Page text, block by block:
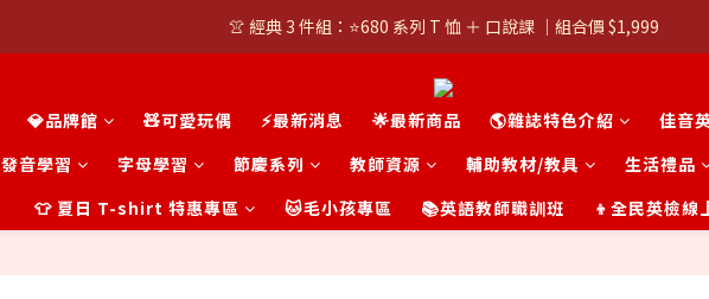
👚 經典 3 件組：⭐680 系列 T 恤 ＋ 口說課 ｜組合價 $1,999
👚 經典 3 件組：⭐680 系列 T 恤 ＋ 口說課 ｜組合價 $1,999
潮T任選兩件$1000
👚 經典 3 件組：⭐680 系列 T 恤 ＋ 口說課 ｜組合價 $1,999
💎品牌館 🧸可愛玩偶 ⚡最新消息 🌟最新商品 🌎雜誌特色介紹
佳音
發音學習 字母學習 節慶系列 教師資源 輔助教材/教具
生活禮品
👕 夏日 T-shirt 特惠專區
🐱毛小孩專區 📚英語教師職訓班 👦全民英檢線